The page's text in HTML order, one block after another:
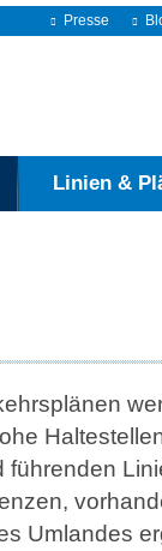
Presse
Linien &
Umlandes